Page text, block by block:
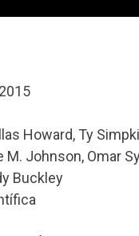
Howard, Ty
M. Johnson, Omar
Buckley